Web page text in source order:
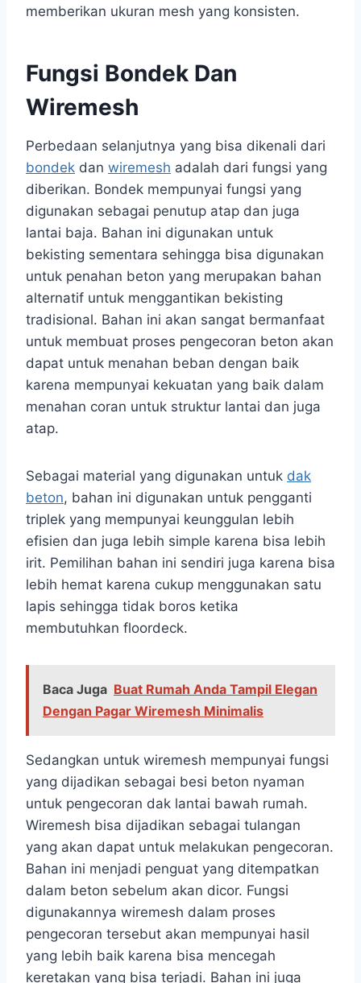
memberikan ukuran mesh yang konsisten.
Fungsi Bondek Dan
Wiremesh
Perbedaan selanjutnya yang bisa dikenali dari
bondek dan wiremesh adalah dari fungsi yang
diberikan. Bondek mempunyai fungsi yang
digunakan sebagai penutup atap dan juga
lantai baja. Bahan ini digunakan untuk
bekisting sementara sehingga bisa digunakan
untuk penahan beton yang merupakan bahan
alternatif untuk menggantikan bekisting
tradisional. Bahan ini akan sangat bermanfaat
untuk membuat proses pengecoran beton akan
dapat untuk menahan beban dengan baik
karena mempunyai kekuatan yang baik dalam
menahan coran untuk struktur lantai dan juga
atap.
Sebagai material yang digunakan untuk dak
beton, bahan ini digunakan untuk pengganti
triplek yang mempunyai keunggulan lebih
efisien dan juga lebih simple karena bisa lebih
irit. Pemilihan bahan ini sendiri juga karena bisa
lebih hemat karena cukup menggunakan satu
lapis sehingga tidak boros ketika
membutuhkan floordeck.
Baca Juga Buat Rumah Anda Tampil Elegan
Dengan Pagar Wiremesh Minimalis
Sedangkan untuk wiremesh mempunyai fungsi
yang dijadikan sebagai besi beton nyaman
untuk pengecoran dak lantai bawah rumah.
Wiremesh bisa dijadikan sebagai tulangan
yang akan dapat untuk melakukan pengecoran.
Bahan ini menjadi penguat yang ditempatkan
dalam beton sebelum akan dicor. Fungsi
digunakannya wiremesh dalam proses
pengecoran tersebut akan mempunyai hasil
yang lebih baik karena bisa mencegah
keretakan yang bisa terjadi. Bahan ini juga